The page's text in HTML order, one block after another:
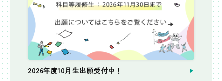
2026年度10月生出願受付中！